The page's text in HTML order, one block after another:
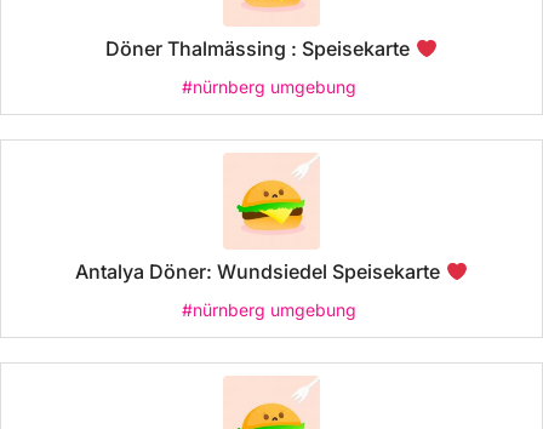
Döner Thalmässing : Speisekarte
#nürnberg umgebung
Antalya Döner: Wundsiedel Speisekarte
#nürnberg umgebung